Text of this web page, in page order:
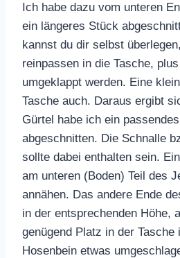
Ich habe dazu vom unteren
ein längeres Stück
kannst du dir selbst
reinpassen in die Tasche, plus
umgeklappt werden. Eine
Tasche auch. Daraus ergibt
Gürtel habe ich ein
abgeschnitten. Die Schnalle
sollte dabei enthalten sein.
am unteren (Boden) Teil des
annähen. Das andere Ende
in der entsprechenden Höhe,
genügend Platz in der Tasche
Hosenbein etwas